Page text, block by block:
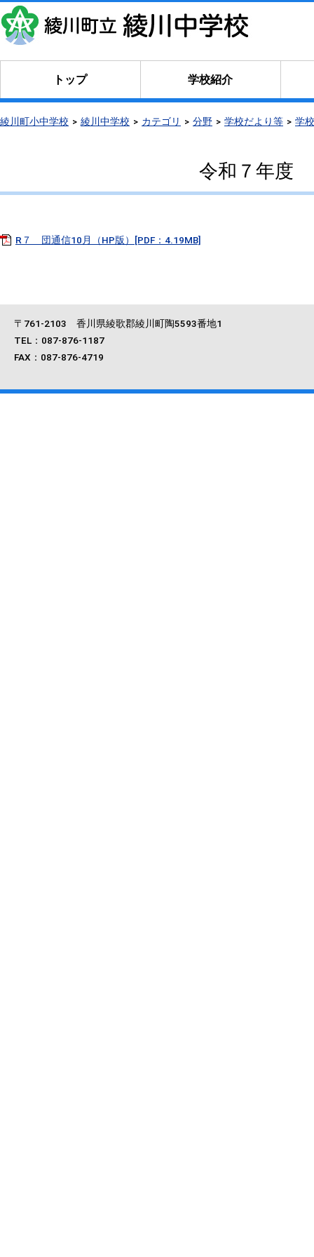
トップ 学校紹介
綾川町小中学校 綾川中学校 カテゴリ 分野 学校だより等 学
令和７年度
R７ 団通信10月（HP版）[PDF：4.19MB]
〒761‐2103 香川県綾歌郡綾川町陶5593番地1
TEL：087-876-1187
FAX：087-876-4719